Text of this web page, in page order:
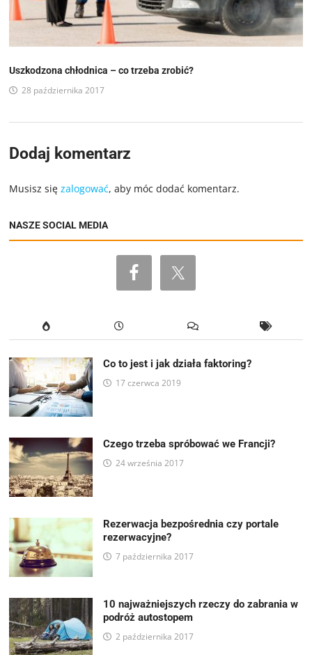
Uszkodzona chłodnica – co trzeba zrobić?
28 października 2017
Dodaj komentarz
Musisz sięzalogować, aby móc dodać komentarz.
NASZE SOCIAL MEDIA
Co to jest i jak działa faktoring?
17 czerwca 2019
Czego trzeba spróbować we Francji?
24 września 2017
Rezerwacja bezpośrednia czy portale
rezerwacyjne?
7 października 2017
10 najważniejszych rzeczy do zabrania w
podróż autostopem
2 października 2017